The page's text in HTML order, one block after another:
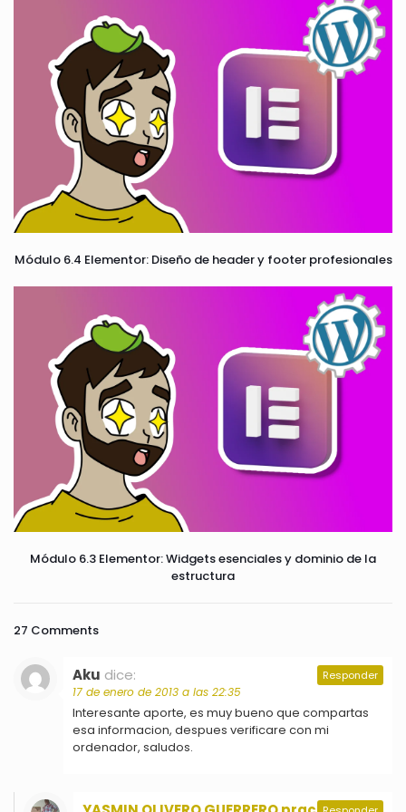
Módulo 6.4 Elementor: Diseño de header y footer profesionales
Módulo 6.3 Elementor: Widgets esenciales y dominio de la
estructura
27 Comments
Aku dice:
17 de enero de 2013 a las 22:35
Interesante aporte, es muy bueno que compartas
esa informacion, despues verificare con mi
ordenador, saludos.
Responder